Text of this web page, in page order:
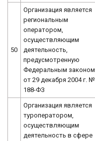
50
Организация является
региональным
оператором,
осуществляющим
деятельность,
предусмотренную
Федеральным законом
от 29 декабря 2004 г. №
188-ФЗ
Организация является
туроператором,
осуществляющим
деятельность в сфере